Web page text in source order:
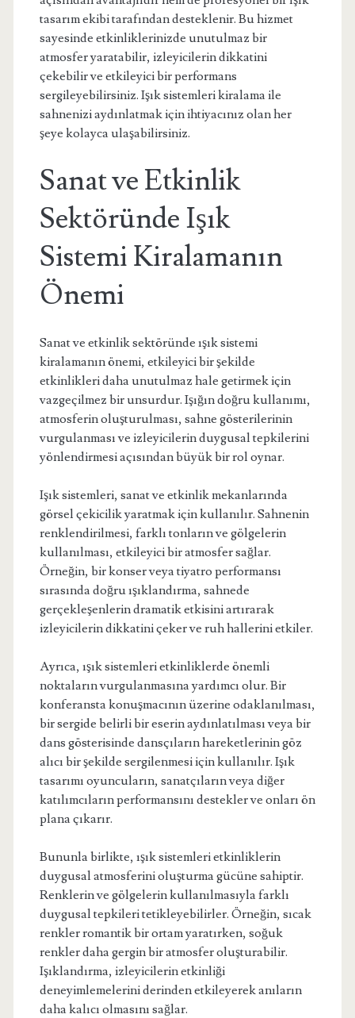
tasarım ekibi tarafından desteklenir. Bu hizmet
sayesinde etkinliklerinizde unutulmaz bir
atmosfer yaratabilir, izleyicilerin dikkatini
çekebilir ve etkileyici bir performans
sergileyebilirsiniz. Işık sistemleri kiralama ile
sahnenizi aydınlatmak için ihtiyacınız olan her
şeye kolayca ulaşabilirsiniz.
Sanat ve Etkinlik
Sektöründe Işık
Sistemi Kiralamanın
Önemi
Sanat ve etkinlik sektöründe ışık sistemi
kiralamanın önemi, etkileyici bir şekilde
etkinlikleri daha unutulmaz hale getirmek için
vazgeçilmez bir unsurdur. Işığın doğru kullanımı,
atmosferin oluşturulması, sahne gösterilerinin
vurgulanması ve izleyicilerin duygusal tepkilerini
yönlendirmesi açısından büyük bir rol oynar.
Işık sistemleri, sanat ve etkinlik mekanlarında
görsel çekicilik yaratmak için kullanılır. Sahnenin
renklendirilmesi, farklı tonların ve gölgelerin
kullanılması, etkileyici bir atmosfer sağlar.
Örneğin, bir konser veya tiyatro performansı
sırasında doğru ışıklandırma, sahnede
gerçekleşenlerin dramatik etkisini artırarak
izleyicilerin dikkatini çeker ve ruh hallerini etkiler.
Ayrıca, ışık sistemleri etkinliklerde önemli
noktaların vurgulanmasına yardımcı olur. Bir
konferansta konuşmacının üzerine odaklanılması,
bir sergide belirli bir eserin aydınlatılması veya bir
dans gösterisinde dansçıların hareketlerinin göz
alıcı bir şekilde sergilenmesi için kullanılır. Işık
tasarımı oyuncuların, sanatçıların veya diğer
katılımcıların performansını destekler ve onları ön
plana çıkarır.
Bununla birlikte, ışık sistemleri etkinliklerin
duygusal atmosferini oluşturma gücüne sahiptir.
Renklerin ve gölgelerin kullanılmasıyla farklı
duygusal tepkileri tetikleyebilirler. Örneğin, sıcak
renkler romantik bir ortam yaratırken, soğuk
renkler daha gergin bir atmosfer oluşturabilir.
Işıklandırma, izleyicilerin etkinliği
deneyimlemelerini derinden etkileyerek anıların
daha kalıcı olmasını sağlar.